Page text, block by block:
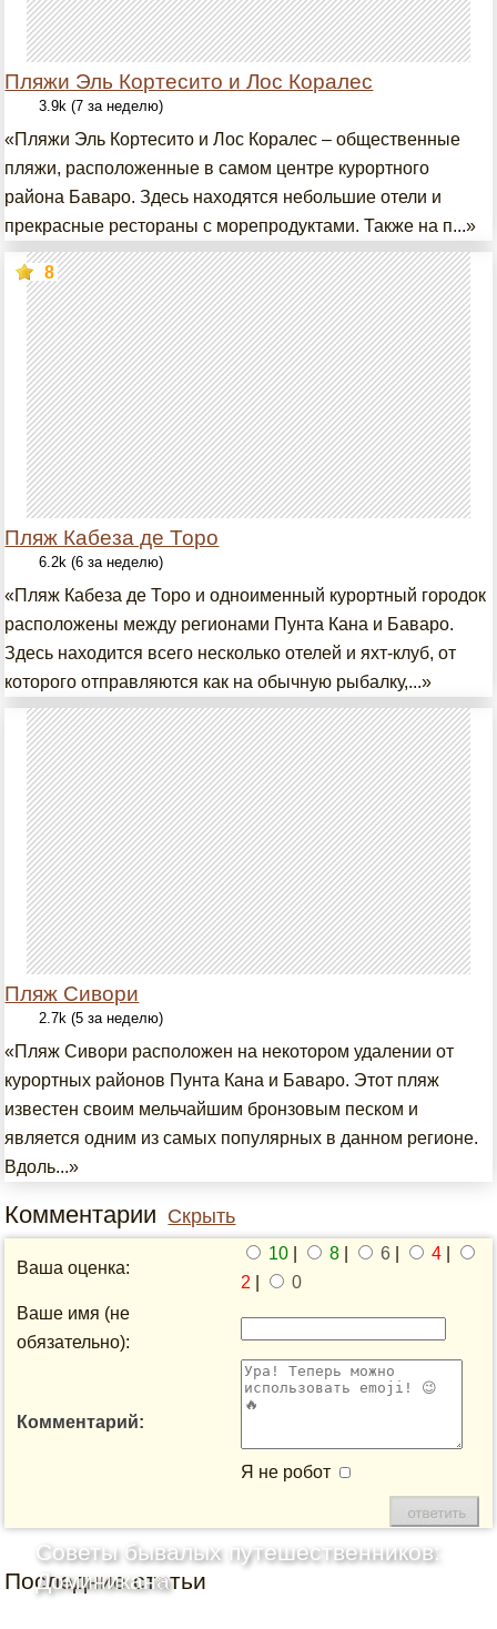
Пляжи Эль Кортесито и Лос Коралес
3.9k (7 за неделю)
«Пляжи Эль Кортесито и Лос Коралес – общественные
пляжи, расположенные в самом центре курортного
района Баваро. Здесь находятся небольшие отели и
прекрасные рестораны с морепродуктами. Также на п...»
Пляж Кабеза де Торо
8
6.2k (6 за неделю)
«Пляж Кабеза де Торо и одноименный курортный городок
расположены между регионами Пунта Кана и Баваро.
Здесь находится всего несколько отелей и яхт-клуб, от
которого отправляются как на обычную рыбалку,...»
Пляж Сивори
2.7k (5 за неделю)
«Пляж Сивори расположен на некотором удалении от
курортных районов Пунта Кана и Баваро. Этот пляж
известен своим мельчайшим бронзовым песком и
является одним из самых популярных в данном регионе.
Вдоль...»
Комментарии Скрыть
Ваша оценка:
10 8 6 4
2
0
Ваше имя (не
обязательно):
Комментарий:
Я не робот
Последние статьи
Советы бывалых путешественников:
Доминикана